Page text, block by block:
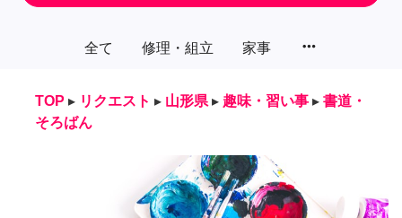
全て 修理・組立 家事 more_horiz
TOP ▸ リクエスト ▸ 山形県 ▸ 趣味・習い事 ▸ 書道・
そろばん